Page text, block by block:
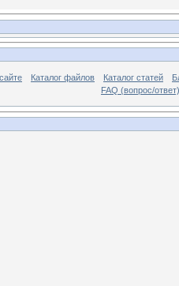
Каталог файлов Каталог статей
FAQ (вопрос/ответ)